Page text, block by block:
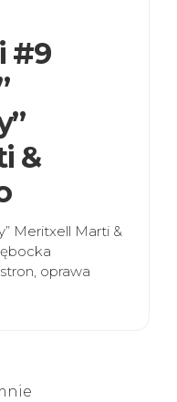
#9
&
Meritxell Marti &
oprawa